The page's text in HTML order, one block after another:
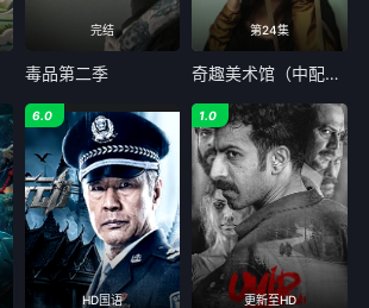
完结
毒品第二季
第24集
奇趣美术馆（中配版）
HD国语
6.0
更新至HD
1.0